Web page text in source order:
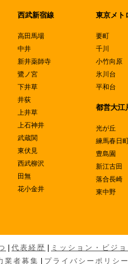
西武新宿線
高田馬場
中井
新井薬師寺
鷺ノ宮
下井草
井荻
上井草
上石神井
武蔵関
東伏見
西武柳沢
田無
花小金井
東京メト
要町
千川
小竹向原
氷川台
平和台
都営大江
光が丘
練馬春日
豊島園
新江古田
落合長崎
東中野
代表経歴 ミッション・ビジョ
業者募集 プライバシーポリシー